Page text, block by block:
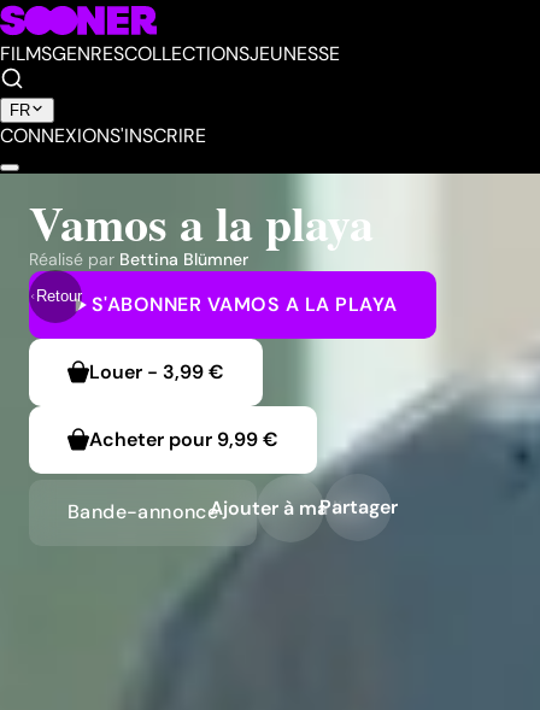
FILMSGENRESCOLLECTIONSJEUNESSE
FR
CONNEXIONS'INSCRIRE
Retour
Vamos a la playa
Réalisé par Bettina Blümner
S'ABONNER VAMOS A LA PLAYA
Louer - 3,99 €
Acheter pour 9,99 €
Bande-annonceAjouter à ma liste
Partager